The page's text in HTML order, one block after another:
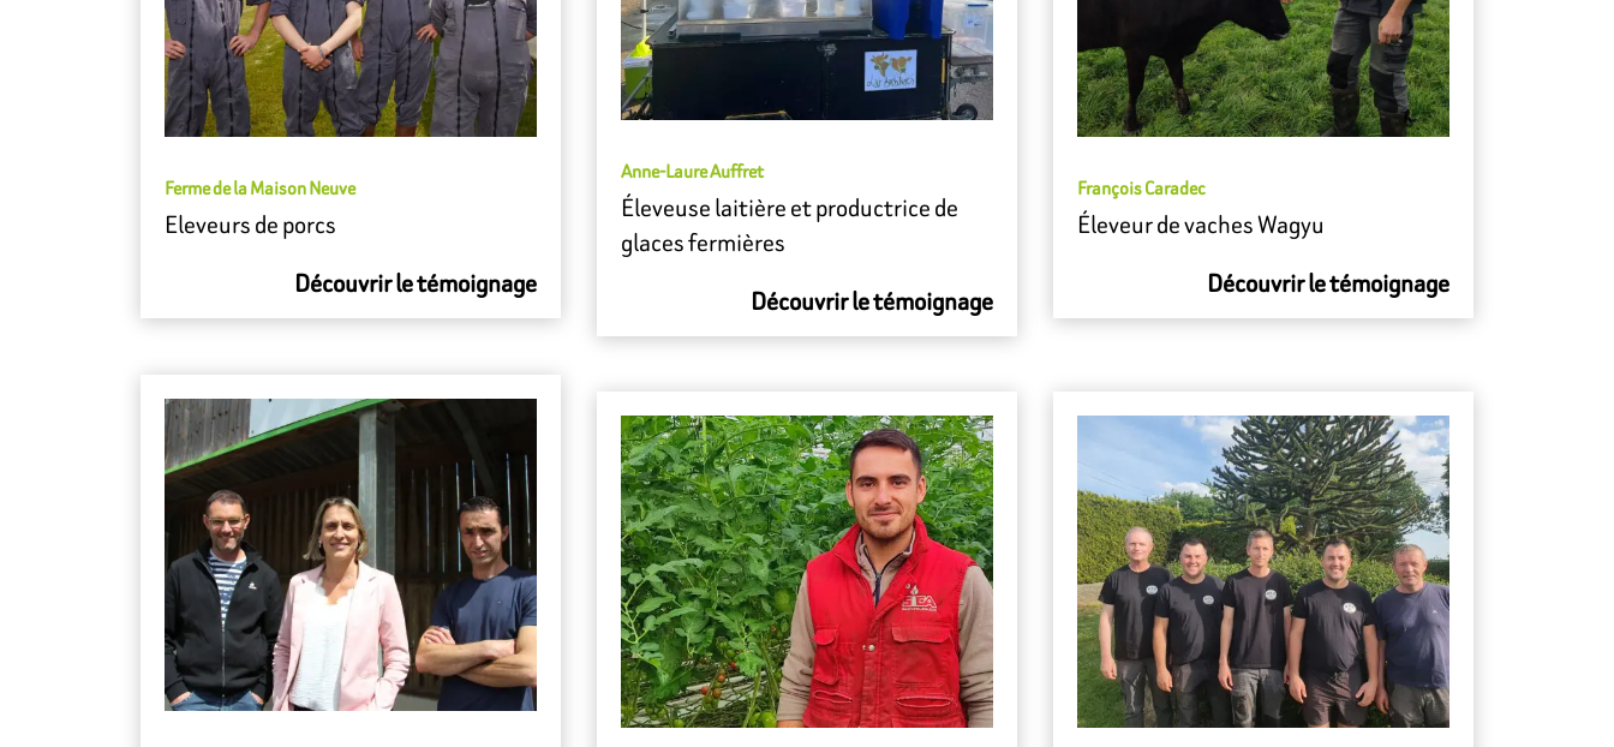
Ferme de la Maison Neuve
Eleveurs de porcs
Découvrir le témoignage
Anne-Laure Auffret
Éleveuse laitière et productrice de
glaces fermières
Découvrir le témoignage
François Caradec
Éleveur de vaches Wagyu
Découvrir le témoignage